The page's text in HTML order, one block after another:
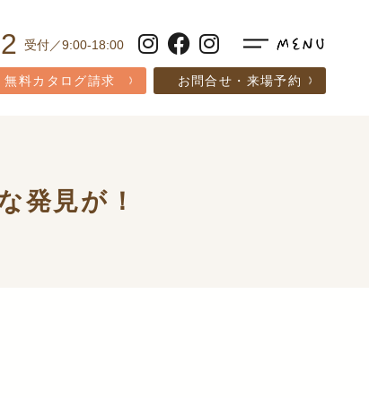
受付／9:00-18:00
無料カタログ請求 お問合せ・来場予約
発見が！